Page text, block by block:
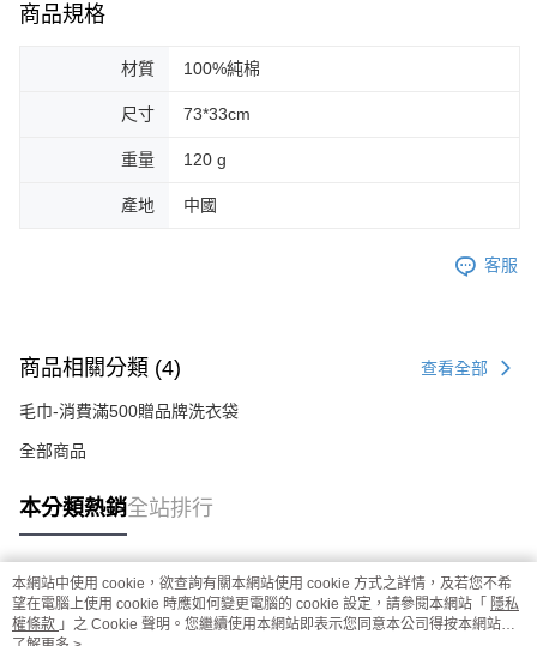
商品規格
材質 100%純棉
尺寸 73*33cm
重量 120 g
產地 中國
客服
商品相關分類 (4) 查看全部
毛巾-消費滿500贈品牌洗衣袋
全部商品
本分類熱銷全站排行
熱門標籤
本網站中使用 cookie，欲查詢有關本網站使用 cookie 方式之詳情，及若您不希
望在電腦上使用 cookie 時應如何變更電腦的 cookie 設定，請參閱本網站「 隱私
權條款 」之 Cookie 聲明。您繼續使用本網站即表示您同意本公司得按本網站使